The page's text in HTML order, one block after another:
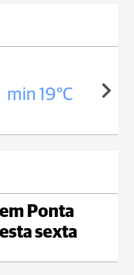
min 19°C
Ponta
sexta